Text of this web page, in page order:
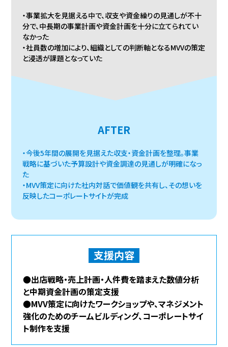
・事業拡大を見据える中で、収支や資金繰りの見通しが不十
分で、中長期の事業計画や資金計画を十分に立てられてい
なかった
・社員数の増加により、組織としての判断軸となるMVVの策定
と浸透が課題となっていた
AFTER
・今後5年間の展開を見据えた収支・資金計画を整理。事業
戦略に基づいた予算設計や資金調達の見通しが明確になっ
た
・MVV策定に向けた社内対話で価値観を共有し、その想いを
反映したコーポレートサイトが完成
支援内容
●出店戦略・売上計画・人件費を踏まえた数値分析
と中期資金計画の策定支援
●MVV策定に向けたワークショップや、マネジメント
強化のためのチームビルディング、コーポレートサイ
ト制作を支援